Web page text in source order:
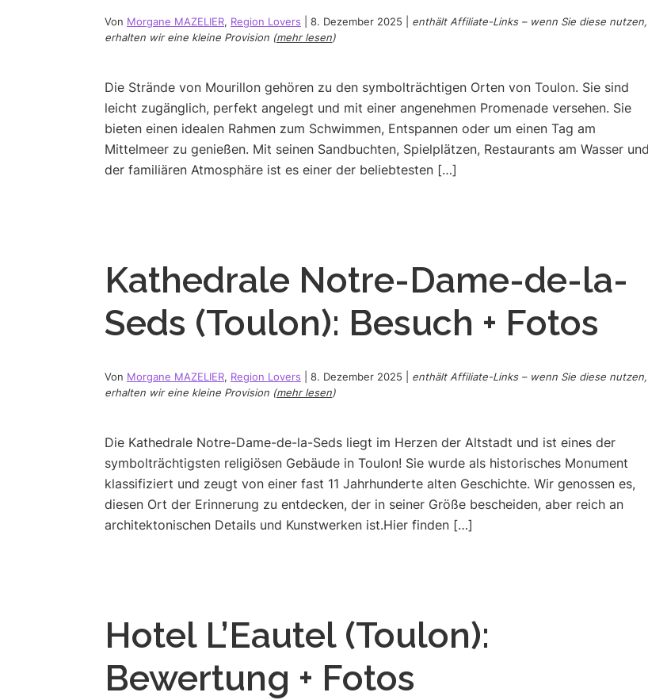
Von Morgane MAZELIER, Region Lovers 8. Dezember 2025
enthält Affiliate-Links – wenn Sie diese nutzen,
erhalten wir eine kleine Provision (mehr lesen)
Die Strände von Mourillon gehören zu den symbolträchtigen Orten von Toulon. Sie sind
leicht zugänglich, perfekt angelegt und mit einer angenehmen Promenade versehen. Sie
bieten einen idealen Rahmen zum Schwimmen, Entspannen oder um einen Tag am
Mittelmeer zu genießen. Mit seinen Sandbuchten, Spielplätzen, Restaurants am Wasser und
der familiären Atmosphäre ist es einer der beliebtesten […]
Kathedrale Notre-Dame-de-la-
Seds (Toulon): Besuch + Fotos
Von Morgane MAZELIER, Region Lovers 8. Dezember 2025
enthält Affiliate-Links – wenn Sie diese nutzen,
erhalten wir eine kleine Provision (mehr lesen)
Die Kathedrale Notre-Dame-de-la-Seds liegt im Herzen der Altstadt und ist eines der
symbolträchtigsten religiösen Gebäude in Toulon! Sie wurde als historisches Monument
klassifiziert und zeugt von einer fast 11 Jahrhunderte alten Geschichte. Wir genossen es,
diesen Ort der Erinnerung zu entdecken, der in seiner Größe bescheiden, aber reich an
architektonischen Details und Kunstwerken ist.Hier finden […]
Hotel L’Eautel (Toulon):
Bewertung + Fotos